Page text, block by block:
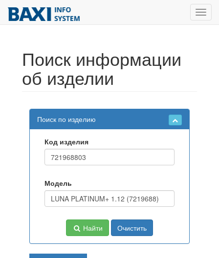
Поиск информации
об изделии
Поиск по изделию
Код изделия
Модель
Найти Очистить